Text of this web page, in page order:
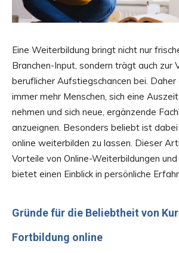
Eine Weiterbildung bringt nicht nur
Branchen-Input, sondern trägt auch zur
beruflicher Aufstiegschancen bei. Daher
immer mehr Menschen, sich eine
nehmen und sich neue, ergänzende
anzueignen. Besonders beliebt ist dabei
online weiterbilden zu lassen. Dieser
Vorteile von Online-Weiterbildungen und
bietet einen Einblick in persönliche
Gründe für die Beliebtheit von
Fortbildung online